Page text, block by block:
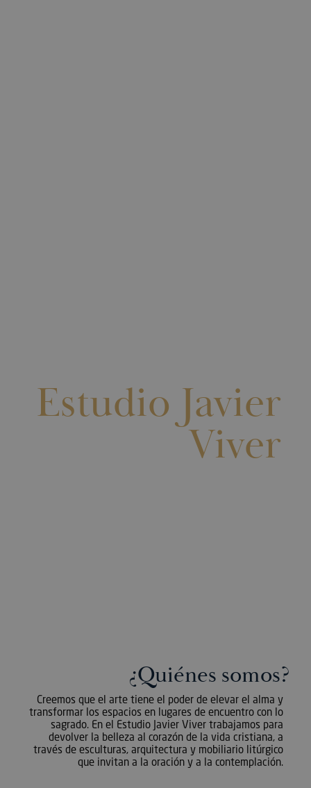
Estudio Javier
Viver
¿Quiénes somos?
Creemos que el arte tiene el poder de elevar el alma y
transformar los espacios en lugares de encuentro con lo
sagrado. En el Estudio Javier Viver trabajamos para
devolver la belleza al corazón de la vida cristiana, a
través de esculturas, arquitectura y mobiliario litúrgico
que invitan a la oración y a la contemplación.